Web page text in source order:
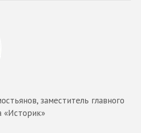
заместитель главного
«Историк»